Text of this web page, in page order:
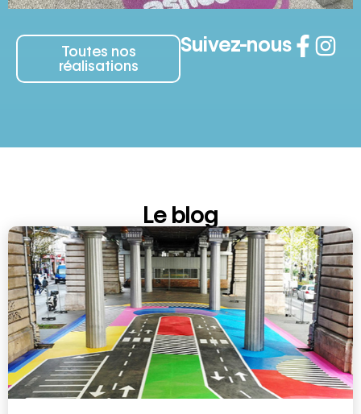
Toutes nos
réalisations
Suivez-nous
Le blog